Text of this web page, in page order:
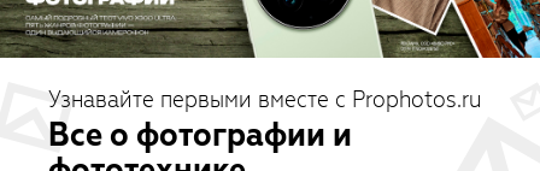
Узнавайте первыми вместе с Prophotos.ru
Все о фотографии и